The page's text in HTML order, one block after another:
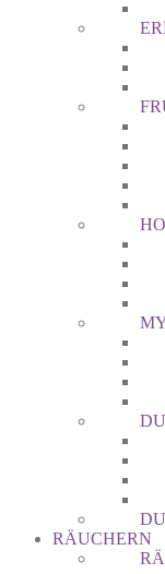
RÄUCHERN